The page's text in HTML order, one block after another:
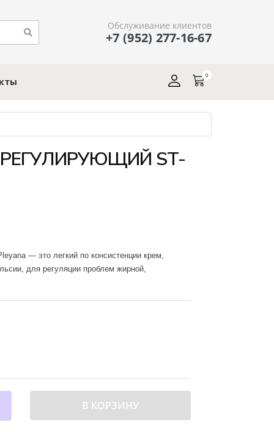
Обслуживание клиентов
+7 (952) 277-16-67
0
ST-
— это легкий по консистенции крем,
для регуляции проблем жирной,
В КОРЗИНУ